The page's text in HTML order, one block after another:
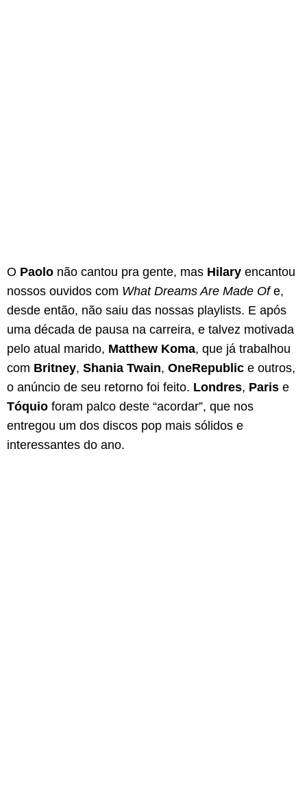
O Paolo não cantou pra gente, mas Hilary encantou
nossos ouvidos com What Dreams Are Made Ofe,
desde então, não saiu das nossas playlists. E após
uma década de pausa na carreira, e talvez motivada
pelo atual marido, Matthew Koma, que já trabalhou
com Britney, Shania Twain, OneRepublic e outros,
o anúncio de seu retorno foi feito. Londres, Paris e
Tóquio foram palco deste “acordar”, que nos
entregou um dos discos pop mais sólidos e
interessantes do ano.